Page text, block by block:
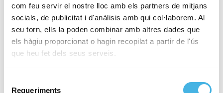
com feu servir el nostre lloc amb els partners de mitjans
socials, de publicitat i d'anàlisis amb qui col·laborem. Al
seu torn, ells la poden combinar amb altres dades que
els hàgiu proporcionat o hagin recopilat a partir de l'ús
que heu fet dels seus serveis.
Requeriments
de la pròxima campanya. «Iniciem la temporada
amb un projecte nou, amb les xiques més joves que
s’incorporen al primer equip il·lusionades amb la idea
que aniran formant-se i assimilant els valors